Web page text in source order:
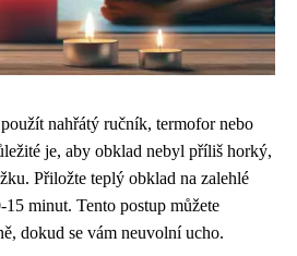
nahřátý ručník, termofor nebo
je, aby obklad nebyl příliš horký,
Přiložte teplý obklad na zalehlé
minut. Tento postup můžete
dokud se vám neuvolní ucho.